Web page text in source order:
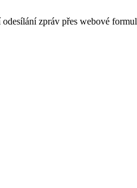
zpráv přes webové